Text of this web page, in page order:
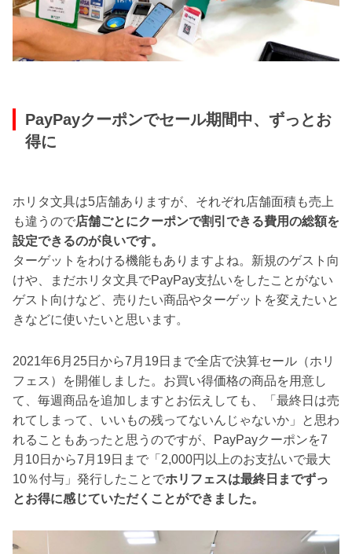
PayPayクーポンでセール期間中、ずっとお
得に
ホリタ文具は5店舗ありますが、それぞれ店舗面積も売上
も違うので店舗ごとにクーポンで割引できる費用の総額を
設定できるのが良いです。
ターゲットをわける機能もありますよね。新規のゲスト向
けや、まだホリタ文具でPayPay支払いをしたことがない
ゲスト向けなど、売りたい商品やターゲットを変えたいと
きなどに使いたいと思います。
2021年6月25日から7月19日まで全店で決算セール（ホリ
フェス）を開催しました。お買い得価格の商品を用意し
て、毎週商品を追加しますとお伝えしても、「最終日は売
れてしまって、いいもの残ってないんじゃないか」と思わ
れることもあったと思うのですが、PayPayクーポンを7
月10日から7月19日まで「2,000円以上のお支払いで最大
10％付与」発行したことでホリフェスは最終日までずっ
とお得に感じていただくことができました。